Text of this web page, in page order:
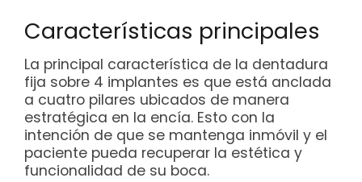
Características principales
La principal característica de la dentadura
fija sobre 4 implantes es que está anclada
a cuatro pilares ubicados de manera
estratégica en la encía. Esto con la
intención de que se mantenga inmóvil y el
paciente pueda recuperar la estética y
funcionalidad de su boca.